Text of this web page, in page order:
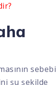
sebebi
şu şekilde